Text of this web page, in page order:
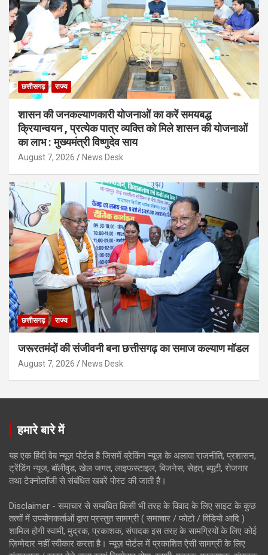
छत्तीसगढ़ राज्य
शासन की जनकल्याणकारी योजनाओं का करें समयबद्ध
क्रियान्वयन , प्रत्येक पात्र व्यक्ति को मिले शासन की योजनाओं
का लाभ : मुख्यमंत्री विष्णुदेव साय
August 7, 2026 News Desk
छत्तीसगढ़ राज्य
जरूरतमंदों की संजीवनी बना छत्तीसगढ़ का समाज कल्याण मॉडल
August 7, 2026 News Desk
हमारे बारे में
यह एक हिंदी वेब न्यूज़ पोर्टल है जिसमें ब्रेकिंग न्यूज़ के अलावा राजनीति, प्रशासन,
ट्रेंडिंग न्यूज, बॉलीवुड, खेल जगत, लाइफस्टाइल, बिजनेस, सेहत, ब्यूटी, रोजगार
तथा टेक्नोलॉजी से संबंधित खबरें पोस्ट की जाती है।
Disclaimer - समाचार से सम्बंधित किसी भी तरह के विवाद के लिए साइट के कुछ
तत्वों में उपयोगकर्ताओं द्वारा प्रस्तुत सामग्री ( समाचार / फोटो / विडियो आदि )
शामिल होगी स्वामी, मुद्रक, प्रकाशक, संपादक इस तरह के सामग्रियों के लिए कोई
ज़िम्मेदार नहीं स्वीकार करता है। न्यूज़ पोर्टल में प्रकाशित ऐसी सामग्री के लिए